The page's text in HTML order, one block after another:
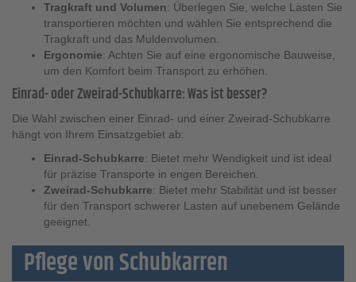
Tragkraft und Volumen: Überlegen Sie, welche Lasten Sie
transportieren möchten und wählen Sie entsprechend die
Tragkraft und das Muldenvolumen.
Ergonomie: Achten Sie auf eine ergonomische Bauweise,
um den Komfort beim Transport zu erhöhen.
Einrad- oder Zweirad-Schubkarre: Was ist besser?
Die Wahl zwischen einer Einrad- und einer Zweirad-Schubkarre
hängt von Ihrem Einsatzgebiet ab:
Einrad-Schubkarre: Bietet mehr Wendigkeit und ist ideal
für präzise Transporte in engen Bereichen.
Zweirad-Schubkarre: Bietet mehr Stabilität und ist besser
für den Transport schwerer Lasten auf unebenem Gelände
geeignet.
Pflege von Schubkarren